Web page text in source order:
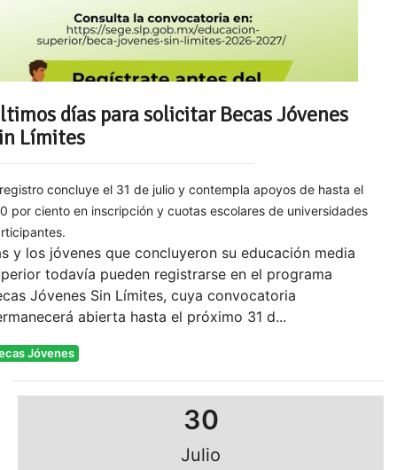
días para solicitar Becas Jóvenes
Límites
concluye el 31 de julio y contempla apoyos de hasta el
por ciento en inscripción y cuotas escolares de universidades
y los jóvenes que concluyeron su educación media
todavía pueden registrarse en el programa
Jóvenes Sin Límites, cuya convocatoria
abierta hasta el próximo 31 d...
Jóvenes
30
Julio